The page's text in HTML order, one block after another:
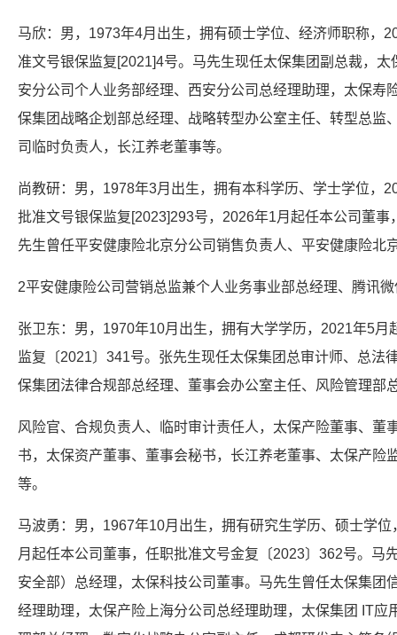
马欣：男，1973年4月出生，拥有硕士学位、经济师职称，
准文号银保监复[2021]4号。马先生现任太保集团副总裁，
安分公司个人业务部经理、西安分公司总经理助理，太保寿
保集团战略企划部总经理、战略转型办公室主任、转型总监
司临时负责人，长江养老董事等。
尚教研：男，1978年3月出生，拥有本科学历、学士学位，
批准文号银保监复[2023]293号，2026年1月起任本公司董
先生曾任平安健康险北京分公司销售负责人、平安健康险北
2平安健康险公司营销总监兼个人业务事业部总经理、腾讯
张卫东：男，1970年10月出生，拥有大学学历，2021年5月
监复〔2021〕341号。张先生现任太保集团总审计师、总法
保集团法律合规部总经理、董事会办公室主任、风险管理部
风险官、合规负责人、临时审计责任人，太保产险董事、董
书，太保资产董事、董事会秘书，长江养老董事、太保产险
等。
马波勇：男，1967年10月出生，拥有研究生学历、硕士学
月起任本公司董事，任职批准文号金复〔2023〕362号。马
安全部）总经理，太保科技公司董事。马先生曾任太保集团
经理助理，太保产险上海分公司总经理助理，太保集团 IT应